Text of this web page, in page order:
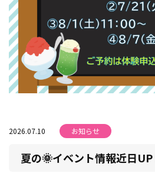
2026.07.10 お知らせ
夏の🌞イベント情報近日UP